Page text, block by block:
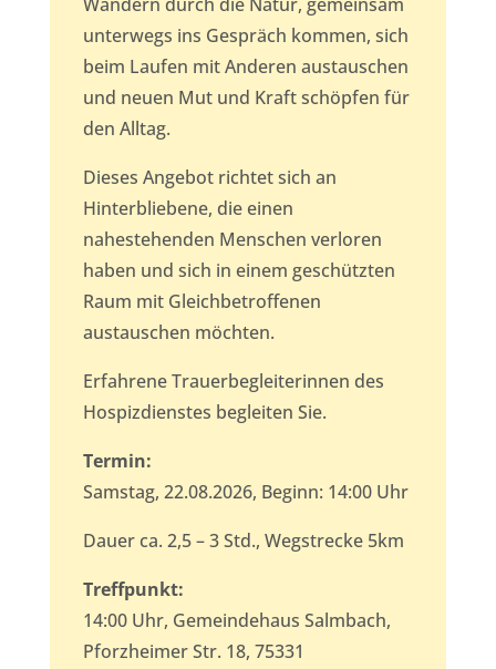
unterwegs ins Gespräch kommen, sich
beim Laufen mit Anderen austauschen
und neuen Mut und Kraft schöpfen für
den Alltag.
Dieses Angebot richtet sich an
Hinterbliebene, die einen
nahestehenden Menschen verloren
haben und sich in einem geschützten
Raum mit Gleichbetroffenen
austauschen möchten.
Erfahrene Trauerbegleiterinnen des
Hospizdienstes begleiten Sie.
Termin:
Samstag, 22.08.2026, Beginn: 14:00 Uhr
Dauer ca. 2,5 – 3 Std., Wegstrecke 5km
Treffpunkt:
14:00 Uhr, Gemeindehaus Salmbach,
Pforzheimer Str. 18, 75331